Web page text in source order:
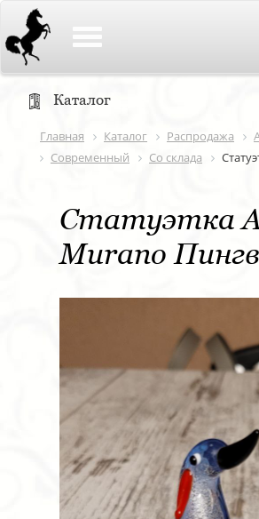
Каталог
Главная Каталог Распродажа
Современный
Со склада
Статуэтка
Murano